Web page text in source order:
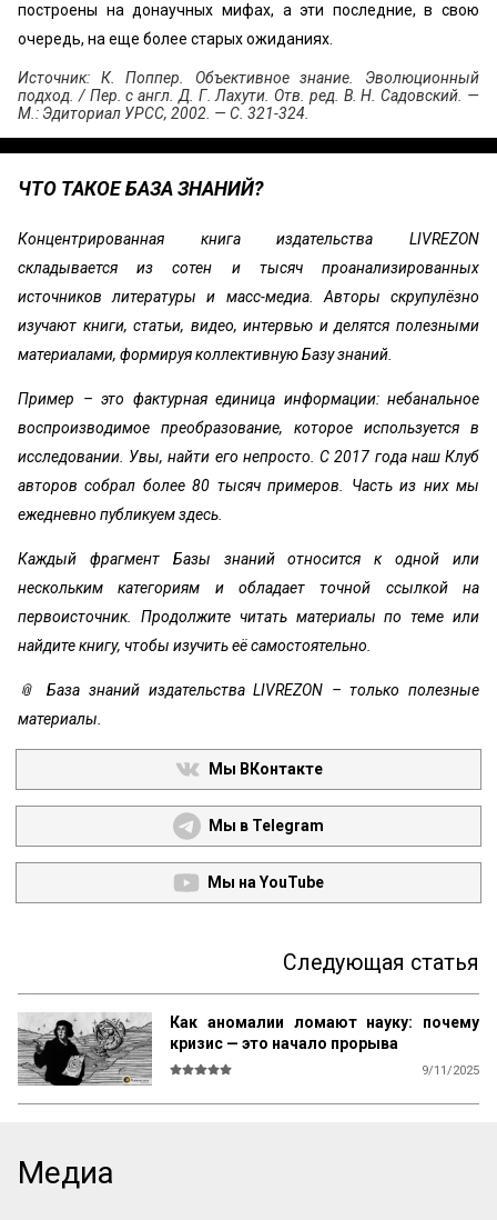
построены на донаучных мифах, а эти последние, в свою
очередь, на еще более старых ожиданиях.
Источник: К. Поппер. Объективное знание. Эволюционный
подход. / Пер. с англ. Д. Г. Лахути. Отв. ред. В. Н. Садовский. —
М.: Эдиториал УРСС, 2002. — С. 321-324.
ЧТО ТАКОЕ БАЗА ЗНАНИЙ?
Концентрированная книга издательства LIVREZON
складывается из сотен и тысяч проанализированных
источников литературы и масс-медиа. Авторы скрупулёзно
изучают книги, статьи, видео, интервью и делятся полезными
материалами, формируя коллективную Базу знаний.
Пример – это фактурная единица информации: небанальное
воспроизводимое преобразование, которое используется в
исследовании. Увы, найти его непросто. С 2017 года наш Клуб
авторов собрал более 80 тысяч примеров. Часть из них мы
ежедневно публикуем здесь.
Каждый фрагмент Базы знаний относится к одной или
нескольким категориям и обладает точной ссылкой на
первоисточник. Продолжите читать материалы по теме или
найдите книгу, чтобы изучить её самостоятельно.
📎 База знаний издательства LIVREZON – только полезные
материалы.
Мы ВКонтакте
Мы в Telegram
Мы на YouTube
Следующая статья
Как аномалии ломают науку: почему
кризис — это начало прорыва
9/11/2025
Медиа